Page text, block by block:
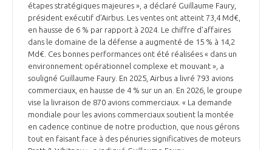
NOS RÉSEAUX À L'INTERNATIONAL
COMITÉ AERO PME
STARTAIR
COMMISSIONS ET COMITÉS
LES PROGRAMMES DU GIFAS
UN ÉCOSYSTÈME INTÉGRÉ ET COHÉRENT
POURQUOI DEVENIR MEMBRE ?
LA MÉDIATION
LA MÉDIATION DANS LA FILIÈRE AÉRONAUTIQUE ET SPATIALE
LE MÉDIATEUR DE LA FILIÈRE AÉRONAUTIQUE ET SPATIALE
MÉDIATION ET CHARTE D’ENGAGEMENT SUR LES RELATIONS ENTRE
CLIENTS ET FOURNISSEURS
LE SALON DU BOURGET
L'OBSERVATOIRE
étapes stratégiques majeures », a déclaré Guillaume Faury,
président exécutif d’Airbus. Les ventes ont atteint 73,4 Md€,
en hausse de 6 % par rapport à 2024. Le chiffre d’affaires
dans le domaine de la défense a augmenté de 15 % à 14,2
Md€. Ces bonnes performances ont été réalisées « dans un
environnement opérationnel complexe et mouvant », a
souligné Guillaume Faury. En 2025, Airbus a livré 793 avions
commerciaux, en hausse de 4 % sur un an. En 2026, le groupe
vise la livraison de 870 avions commerciaux. « La demande
mondiale pour les avions commerciaux soutient la montée
en cadence continue de notre production, que nous gérons
tout en faisant face à des pénuries significatives de moteurs
Découvrez les avantages d'adhérer au GIFAS.
Rencontres, salons, données sectorielles,
programmes ...
DEMANDE D’ADHÉSION